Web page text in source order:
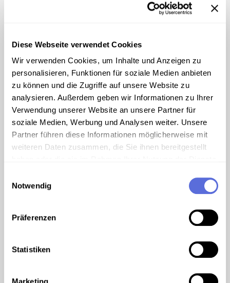
Diese Webseite verwendet Cookies
Wir verwenden Cookies, um Inhalte und Anzeigen zu
personalisieren, Funktionen für soziale Medien anbieten
zu können und die Zugriffe auf unsere Website zu
analysieren. Außerdem geben wir Informationen zu Ihrer
Verwendung unserer Website an unsere Partner für
soziale Medien, Werbung und Analysen weiter. Unsere
Partner führen diese Informationen möglicherweise mit
weiteren Daten zusammen, die Sie ihnen bereitgestellt
Notwendig
Präferenzen
Statistiken
Marketing
Bühnen-Sprechweise" – wie sie selbst es nennt –
daran, in die Gemeindepolitik zu gehen, was sie
zahlreichen landwirtschaftlichen Ausschüssen tätig.
01:14:58 (00:13:38 BIS 00:15:25) AUDIO
"Die zwa depatten Ingenieur!"
Das diplomierte Weinhauer-Ehepaar
wurde von den 1960er Jahren bis
teilweise in die 2010er Jahre aufgrund
seiner naturschonenden Anbauweise von
andere Weinbauern misstrauisch beäugt.
"Ein teures Modell"
Riecke (damals noch Humbs) einen Hut
in der Hernalser Hauptstraße.